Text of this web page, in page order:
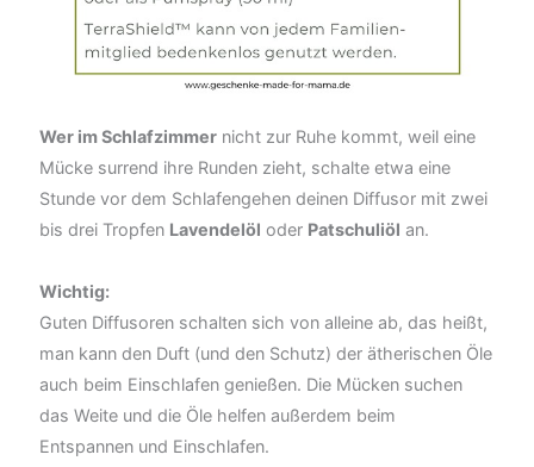
Wer im Schlafzimmer nicht zur Ruhe kommt, weil eine
Mücke surrend ihre Runden zieht, schalte etwa eine
Stunde vor dem Schlafengehen deinen Diffusor mit zwei
bis drei Tropfen Lavendelöl oder Patschuliöl an.
Wichtig:
Guten Diffusoren schalten sich von alleine ab, das heißt,
man kann den Duft (und den Schutz) der ätherischen Öle
auch beim Einschlafen genießen. Die Mücken suchen
das Weite und die Öle helfen außerdem beim
Entspannen und Einschlafen.